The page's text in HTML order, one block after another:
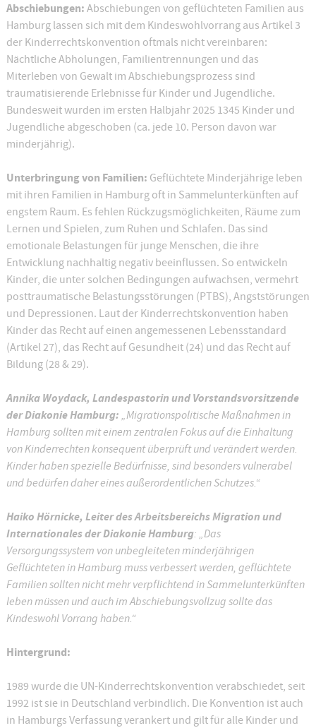
Abschiebungen: Abschiebungen von geflüchteten Familien aus
Hamburg lassen sich mit dem Kindeswohlvorrang aus Artikel 3
der Kinderrechtskonvention oftmals nicht vereinbaren:
Nächtliche Abholungen, Familientrennungen und das
Miterleben von Gewalt im Abschiebungsprozess sind
traumatisierende Erlebnisse für Kinder und Jugendliche.
Bundesweit wurden im ersten Halbjahr 2025 1345 Kinder und
Jugendliche abgeschoben (ca. jede 10. Person davon war
minderjährig).
Unterbringung von Familien: Geflüchtete Minderjährige leben
mit ihren Familien in Hamburg oft in Sammelunterkünften auf
engstem Raum. Es fehlen Rückzugsmöglichkeiten, Räume zum
Lernen und Spielen, zum Ruhen und Schlafen. Das sind
emotionale Belastungen für junge Menschen, die ihre
Entwicklung nachhaltig negativ beeinflussen. So entwickeln
Kinder, die unter solchen Bedingungen aufwachsen, vermehrt
posttraumatische Belastungsstörungen (PTBS), Angststörungen
und Depressionen. Laut der Kinderrechtskonvention haben
Kinder das Recht auf einen angemessenen Lebensstandard
(Artikel 27), das Recht auf Gesundheit (24) und das Recht auf
Bildung (28 & 29).
Annika Woydack, Landespastorin und Vorstandsvorsitzende
der Diakonie Hamburg: „Migrationspolitische Maßnahmen in
Hamburg sollten mit einem zentralen Fokus auf die Einhaltung
von Kinderrechten konsequent überprüft und verändert werden.
Kinder haben spezielle Bedürfnisse, sind besonders vulnerabel
und bedürfen daher eines außerordentlichen Schutzes.“
Haiko Hörnicke, Leiter des Arbeitsbereichs Migration und
Internationales der Diakonie Hamburg: „Das
Versorgungssystem von unbegleiteten minderjährigen
Geflüchteten in Hamburg muss verbessert werden, geflüchtete
Familien sollten nicht mehr verpflichtend in Sammelunterkünften
leben müssen und auch im Abschiebungsvollzug sollte das
Kindeswohl Vorrang haben.“
Hintergrund:
1989 wurde die UN-Kinderrechtskonvention verabschiedet, seit
1992 ist sie in Deutschland verbindlich. Die Konvention ist auch
in Hamburgs Verfassung verankert und gilt für alle Kinder und